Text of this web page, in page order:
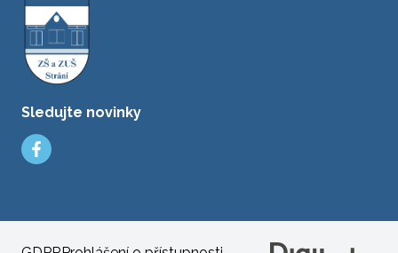
Sledujte novinky